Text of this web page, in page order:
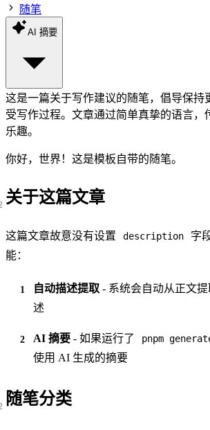
随笔
AI 摘要
这是一篇关于写作建议的随笔，倡导保持
受写作过程。文章通过简单真挚的语言，
乐趣。
你好，世界！这是模板自带的随笔。
关于这篇文章
这篇文章故意没有设置 description
字
能：
自动描述提取 - 系统会自动从正文
述
AI 摘要 - 如果运行了 pnpm
使用 AI 生成的摘要
随笔分类